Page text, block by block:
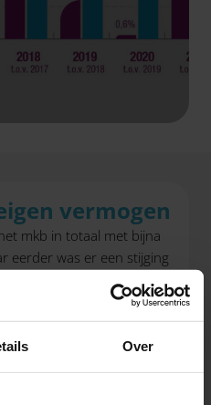
Over
vermogen
mkb in totaal met bijna
eerder was er een stijging
het eigen vermogen in
verband houden met
toegevoegd aan het eigen
de coronasteun van de